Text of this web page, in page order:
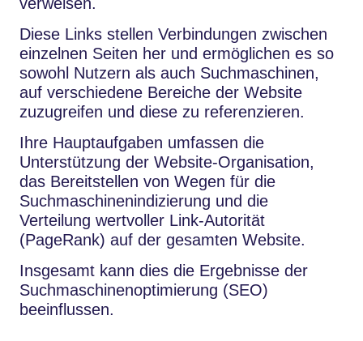
Diese Links stellen Verbindungen zwischen
einzelnen Seiten her und ermöglichen es so
sowohl Nutzern als auch Suchmaschinen,
auf verschiedene Bereiche der Website
zuzugreifen und diese zu referenzieren.
Ihre Hauptaufgaben umfassen die
Unterstützung der Website-Organisation,
das Bereitstellen von Wegen für die
Suchmaschinenindizierung und die
Verteilung wertvoller Link-Autorität
(PageRank) auf der gesamten Website.
Insgesamt kann dies die Ergebnisse der
Suchmaschinenoptimierung (SEO)
beeinflussen.